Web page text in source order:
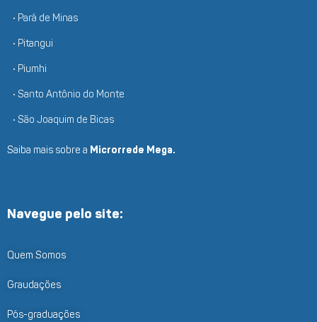
• Pará de Minas
• Pitangui
• Piumhi
• Santo Antônio do Monte
• São Joaquim de Bicas
Saiba mais sobre a Microrrede Mega.
Navegue pelo site:
Quem Somos
Graudações
Pós-graduações